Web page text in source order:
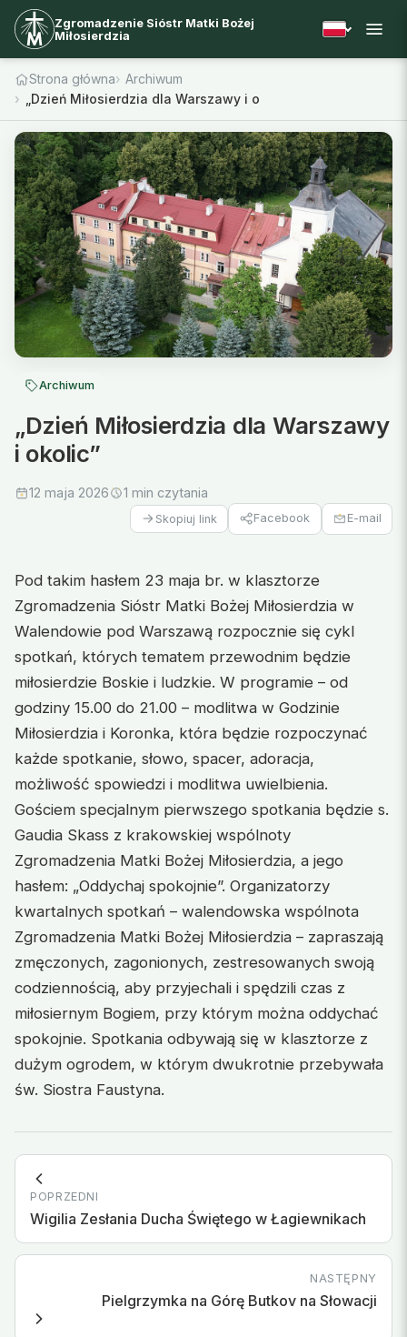
Zgromadzenie Sióstr Matki Bożej
Miłosierdzia
Strona główna
Archiwum
„Dzień Miłosierdzia dla Warszawy i okolic”
Archiwum
„Dzień Miłosierdzia dla Warszawy
i okolic”
12 maja 2026 1 min czytania
Skopiuj link Facebook E-mail
Pod takim hasłem 23 maja br. w klasztorze
Zgromadzenia Sióstr Matki Bożej Miłosierdzia w
Walendowie pod Warszawą rozpocznie się cykl
spotkań, których tematem przewodnim będzie
miłosierdzie Boskie i ludzkie. W programie – od
godziny 15.00 do 21.00 – modlitwa w Godzinie
Miłosierdzia i Koronka, która będzie rozpoczynać
każde spotkanie, słowo, spacer, adoracja,
możliwość spowiedzi i modlitwa uwielbienia.
Gościem specjalnym pierwszego spotkania będzie s.
Gaudia Skass z krakowskiej wspólnoty
Zgromadzenia Matki Bożej Miłosierdzia, a jego
hasłem: „Oddychaj spokojnie”. Organizatorzy
kwartalnych spotkań – walendowska wspólnota
Zgromadzenia Matki Bożej Miłosierdzia – zapraszają
zmęczonych, zagonionych, zestresowanych swoją
codziennością, aby przyjechali i spędzili czas z
miłosiernym Bogiem, przy którym można oddychać
spokojnie. Spotkania odbywają się w klasztorze z
dużym ogrodem, w którym dwukrotnie przebywała
św. Siostra Faustyna.
POPRZEDNI
Wigilia Zesłania Ducha Świętego w Łagiewnikach
NASTĘPNY
Pielgrzymka na Górę Butkov na Słowacji